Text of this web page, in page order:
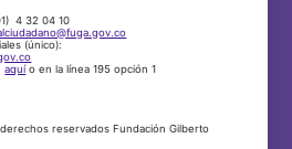
4 32 04 10
(único):
aquío en la línea 195 opción 1
reservados Fundación Gilberto